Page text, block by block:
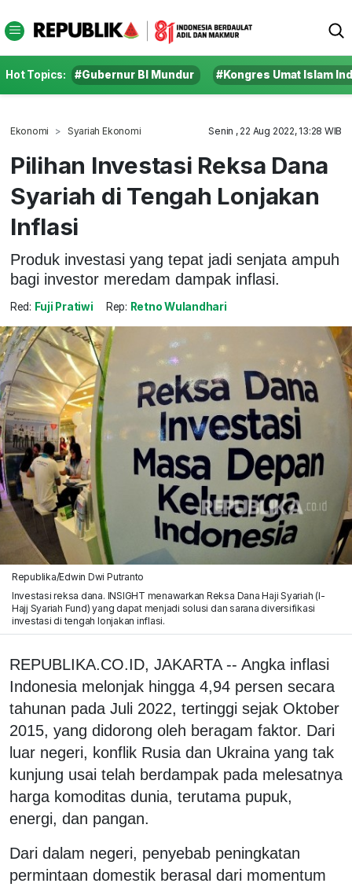
Hot Topics: #Gubernur BI Mundur #Kongres Umat Islam
Ekonomi Syariah Ekonomi Senin , 22 Aug 2022, 13:28 WIB
Pilihan Investasi Reksa Dana
Syariah di Tengah Lonjakan
Inflasi
Produk investasi yang tepat jadi senjata ampuh
bagi investor meredam dampak inflasi.
Red: Fuji Pratiwi Rep: Retno Wulandhari
Republika/Edwin Dwi Putranto
Investasi reksa dana. INSIGHT menawarkan Reksa Dana Haji Syariah (I-
Hajj Syariah Fund) yang dapat menjadi solusi dan sarana diversifikasi
investasi di tengah lonjakan inflasi.
REPUBLIKA.CO.ID, JAKARTA -- Angka inflasi
Indonesia melonjak hingga 4,94 persen secara
tahunan pada Juli 2022, tertinggi sejak Oktober
2015, yang didorong oleh beragam faktor. Dari
luar negeri, konflik Rusia dan Ukraina yang tak
kunjung usai telah berdampak pada melesatnya
harga komoditas dunia, terutama pupuk,
energi, dan pangan.
Dari dalam negeri, penyebab peningkatan
permintaan domestik berasal dari momentum